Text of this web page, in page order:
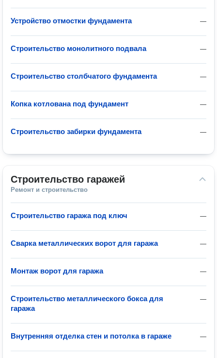
—
Устройство отмостки фундамента
—
Строительство монолитного подвала
—
Строительство столбчатого фундамента
—
Копка котлована под фундамент
—
Строительство забирки фундамента
Строительство гаражей
Ремонт и строительство
—
Строительство гаража под ключ
—
Сварка металлических ворот для гаража
—
Монтаж ворот для гаража
—
Строительство металлического бокса для
гаража
—
Внутренняя отделка стен и потолка в гараже